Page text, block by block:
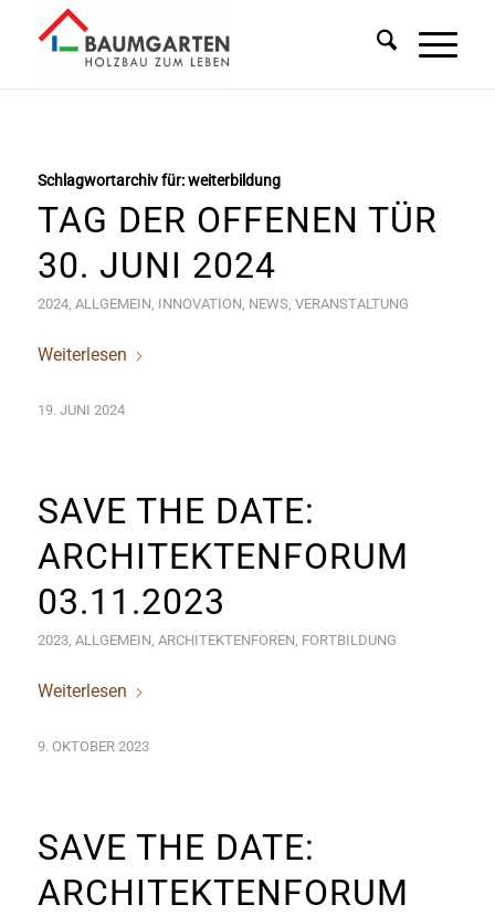
Schlagwortarchiv für:weiterbildung
TAG DER OFFENEN TÜR
30. JUNI 2024
2024, ALLGEMEIN, INNOVATION, NEWS, VERANSTALTUNG
Weiterlesen
19. JUNI 2024
SAVE THE DATE:
ARCHITEKTENFORUM
03.11.2023
2023, ALLGEMEIN, ARCHITEKTENFOREN, FORTBILDUNG
Weiterlesen
9. OKTOBER 2023
SAVE THE DATE:
ARCHITEKTENFORUM